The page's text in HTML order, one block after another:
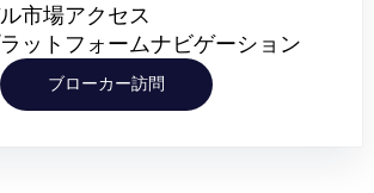
市場アクセス
ットフォームナビゲーション
ブローカー訪問